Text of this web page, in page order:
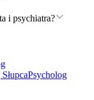
i psychiatra?
SłupcaPsycholog